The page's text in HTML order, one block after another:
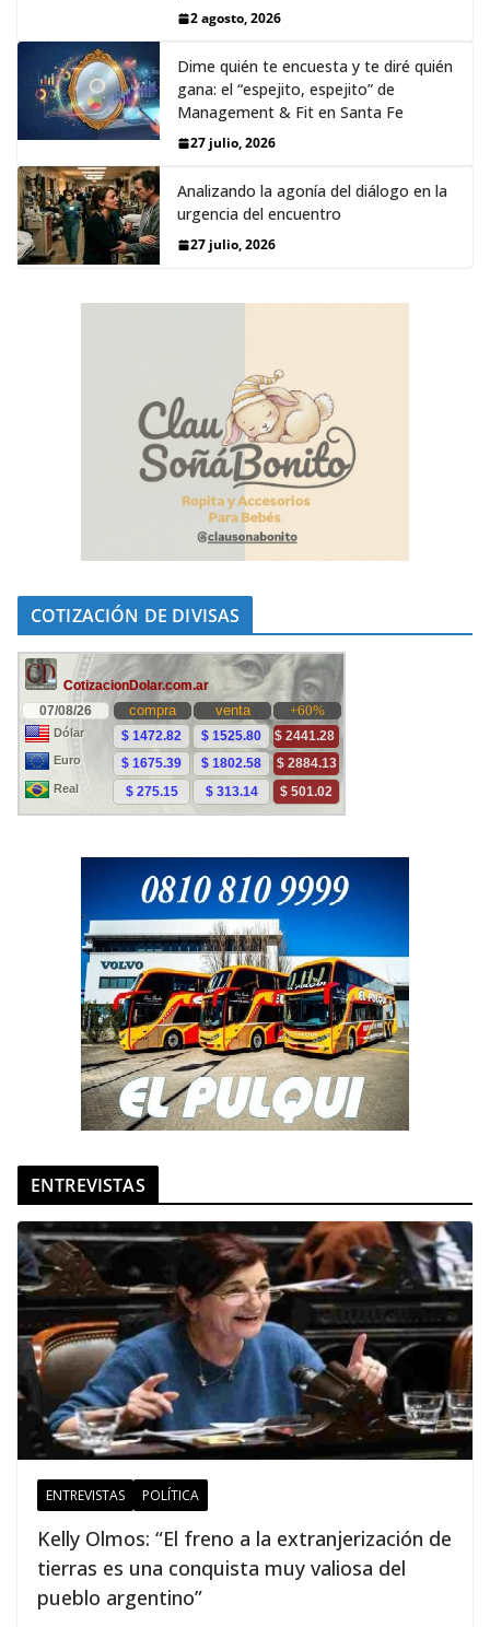
2 agosto, 2026
Dime quién te encuesta y te diré quién
gana: el “espejito, espejito” de
Management & Fit en Santa Fe
27 julio, 2026
Analizando la agonía del diálogo en la
urgencia del encuentro
27 julio, 2026
COTIZACIÓN DE DIVISAS
ENTREVISTAS
ENTREVISTAS POLÍTICA
Kelly Olmos: “El freno a la extranjerización de
tierras es una conquista muy valiosa del
pueblo argentino”